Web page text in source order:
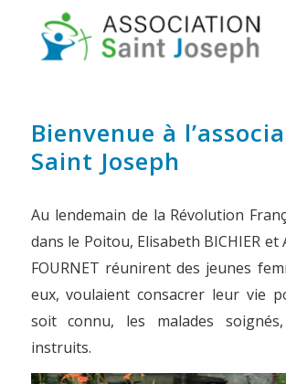
Bienvenue à
Saint Joseph
Au lendemain de la Révolution
dans le Poitou, Elisabeth BICHIER
FOURNET réunirent des jeunes
eux, voulaient consacrer leur vie
soit connu, les malades
instruits.